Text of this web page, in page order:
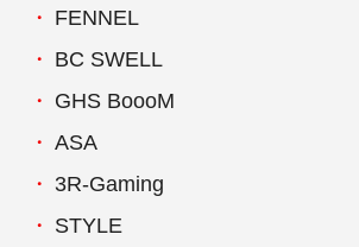
FENNEL
BC SWELL
GHS BoooM
ASA
3R-Gaming
STYLE